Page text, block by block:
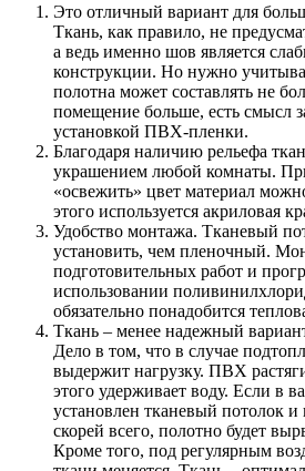
Это отличный вариант для
Ткань, как правило, не
а ведь именно шов является
конструкции. Но нужно
полотна может составлять не
помещение больше, есть смысл
установкой ПВХ-пленки.
Благодаря наличию рельефа
украшением любой комнаты.
«освежить» цвет материал
этого используется акриловая
Удобство монтажа. Тканевый
установить, чем пленочный.
подготовительных работ и
использовании
обязательно понадобится
Ткань – менее надежный
Дело в том, что в случае
выдержит нагрузку. ПВХ
этого удерживает воду. Если в
установлен тканевый потолок и
скорей всего, полотно будет
Кроме того, под регулярным